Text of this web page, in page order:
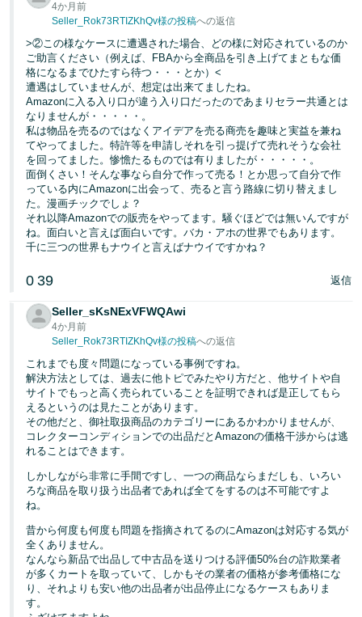
4か月前
Seller_Rok73RTIZKhQv様の投稿への返信
>②この様なケースに遭遇された場合、どの様に対応されているのか
ご助言ください（例えば、FBAから全商品を引き上げてまともな価
格になるまでひたすら待つ・・・とか）<
遭遇はしていませんが、想定は出来てましたね。
Amazonに入る入り口が違う入り口だったのであまりセラー共通とは
なりませんが・・・・・。
私は物品を売るのではなくアイデアを売る商売を趣味と実益を兼ね
てやってました。特許等を申請しそれを引っ提げて売れそうな会社
を回ってました。惨憺たるものでは有りましたが・・・・・。
面倒くさい！そんな事なら自分で作って売る！とか思って自分で作
っている内にAmazonに出会って、売ると言う路線に切り替えまし
た。漫画チックでしょ？
それ以降Amazonでの販売をやってます。騒ぐほどでは無いんですが
ね。面白いと言えば面白いです。バカ・アホの世界でもあります。
千に三つの世界もナウイと言えばナウイですかね？
0 39 返信
Seller_sKsNExVFWQAwi
4か月前
Seller_Rok73RTIZKhQv様の投稿への返信
これまでも度々問題になっている事例ですね。
解決方法としては、過去に他トピでみたやり方だと、他サイトや自
サイトでもっと高く売られていることを証明できれば是正してもら
えるというのは見たことがあります。
その他だと、御社取扱商品のカテゴリーにあるかわかりませんが、
コレクターコンディションでの出品だとAmazonの価格干渉からは逃
れることはできます。
しかしながら非常に手間ですし、一つの商品ならまだしも、いろい
ろな商品を取り扱う出品者であれば全てをするのは不可能ですよ
ね。
昔から何度も何度も問題を指摘されてるのにAmazonは対応する気が
全くありません。
なんなら新品で出品して中古品を送りつける評価50%台の詐欺業者
が多くカートを取っていて、しかもその業者の価格が参考価格にな
り、それよりも安い他の出品者が出品停止になるケースもありま
す。